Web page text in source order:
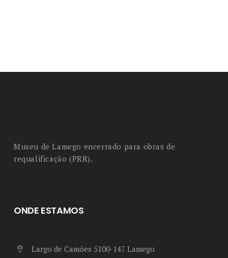
Museu de Lamego encerrado para obras de
requalificação (PRR).
ONDE ESTAMOS
Largo de Camões 5100-147 Lamego